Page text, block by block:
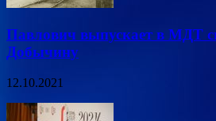
Павлович выпускает в МДТ
Добычину
12.10.2021